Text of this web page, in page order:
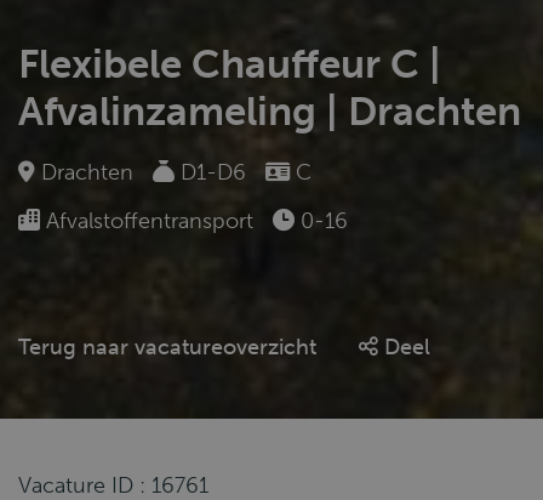
Flexibele Chauffeur C |
Afvalinzameling | Drachten
Drachten D1-D6
C
Afvalstoffentransport
0-16
Terug naar vacatureoverzicht Deel
Vacature ID : 16761